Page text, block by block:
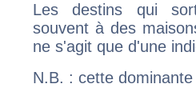
Les destins qui
souvent à des
ne s'agit que d'une
N.B. : cette